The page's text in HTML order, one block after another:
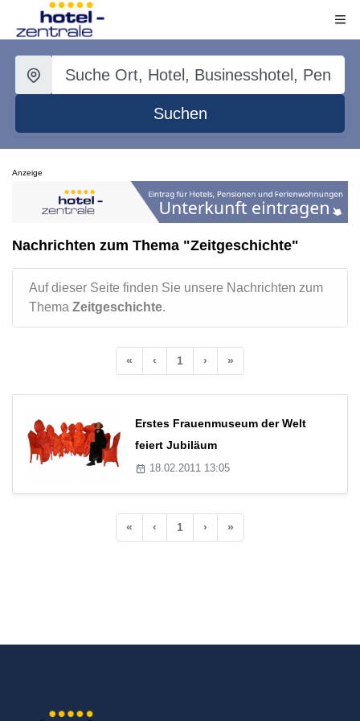
Suchen
Anzeige
Nachrichten zum Thema "Zeitgeschichte"
Auf dieser Seite finden Sie unsere Nachrichten zum
Thema Zeitgeschichte.
« ‹ 1 › »
Erstes Frauenmuseum der Welt
feiert Jubiläum
18.02.2011 13:05
« ‹ 1 › »